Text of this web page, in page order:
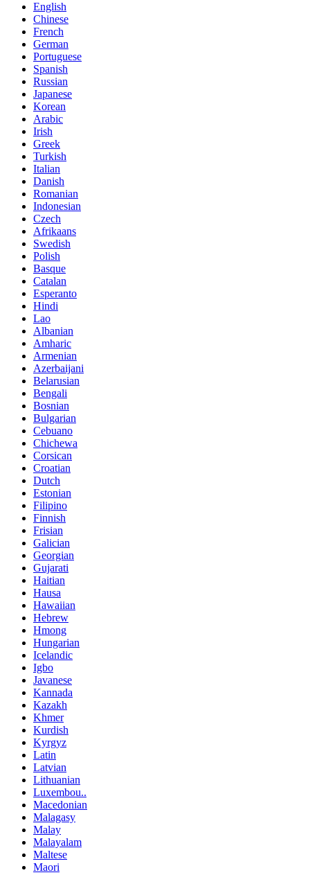
English
Chinese
French
German
Portuguese
Spanish
Russian
Japanese
Korean
Arabic
Irish
Greek
Turkish
Italian
Danish
Romanian
Indonesian
Czech
Afrikaans
Swedish
Polish
Basque
Catalan
Esperanto
Hindi
Lao
Albanian
Amharic
Armenian
Azerbaijani
Belarusian
Bengali
Bosnian
Bulgarian
Cebuano
Chichewa
Corsican
Croatian
Dutch
Estonian
Filipino
Finnish
Frisian
Galician
Georgian
Gujarati
Haitian
Hausa
Hawaiian
Hebrew
Hmong
Hungarian
Icelandic
Igbo
Javanese
Kannada
Kazakh
Khmer
Kurdish
Kyrgyz
Latin
Latvian
Lithuanian
Luxembou..
Macedonian
Malagasy
Malay
Malayalam
Maltese
Maori